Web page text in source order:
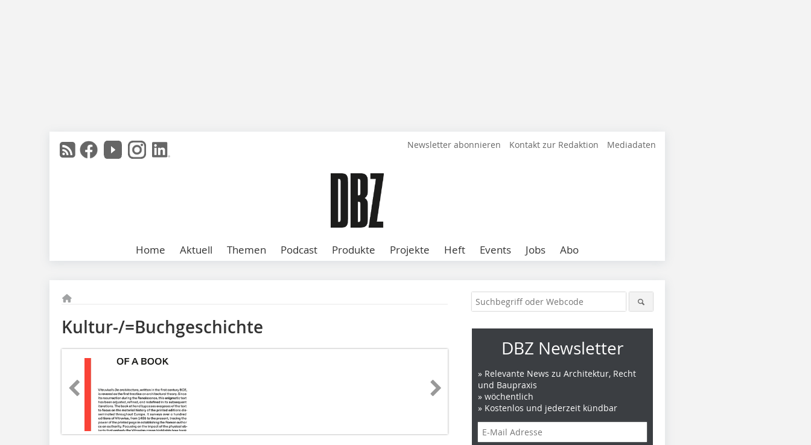
Newsletter abonnieren Kontakt zur Redaktion Mediadaten
Home Aktuell Themen Podcast Produkte Projekte Heft Events Jobs Abo
Kultur-/=Buchgeschichte
DBZ Newsletter
» Relevante News zu Architektur, Recht
und Baupraxis
» wöchentlich
» Kostenlos und jederzeit kündbar